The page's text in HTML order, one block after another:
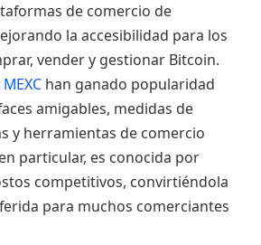
de comercio de
la accesibilidad para los
vender y gestionar Bitcoin.
MEXC han ganado popularidad
amigables, medidas de
y herramientas de comercio
particular, es conocida por
competitivos, convirtiéndola
para muchos comerciantes